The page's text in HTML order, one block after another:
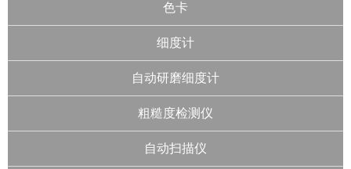
色卡
细度计
自动研磨细度计
粗糙度检测仪
自动扫描仪